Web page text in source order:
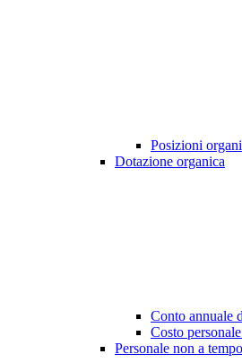
Posizioni
Dotazione organica
Conto annuale
Costo
Personale non a